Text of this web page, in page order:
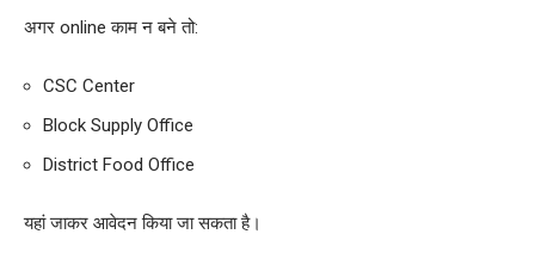
अगर online काम न बने तो:
CSC Center
Block Supply Office
District Food Office
यहां जाकर आवेदन किया जा सकता है।